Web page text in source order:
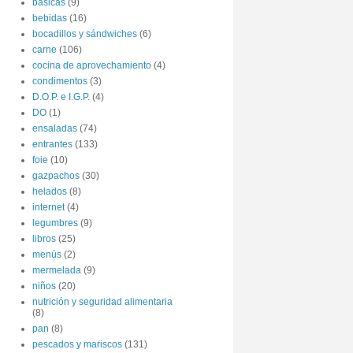
básicas (9)
bebidas (16)
bocadillos y sándwiches (6)
carne (106)
cocina de aprovechamiento (4)
condimentos (3)
D.O.P. e I.G.P. (4)
DO (1)
ensaladas (74)
entrantes (133)
foie (10)
gazpachos (30)
helados (8)
internet (4)
legumbres (9)
libros (25)
menús (2)
mermelada (9)
niños (20)
nutrición y seguridad alimentaria
(8)
pan (8)
pescados y mariscos (131)